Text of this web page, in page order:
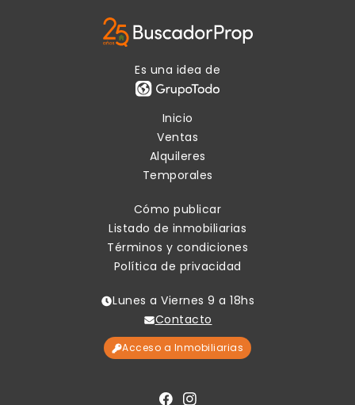
Es una idea de
Inicio
Ventas
Alquileres
Temporales
Cómo publicar
Listado de inmobiliarias
Términos y condiciones
Política de privacidad
Lunes a Viernes 9 a 18hs
Contacto
Acceso a Inmobiliarias